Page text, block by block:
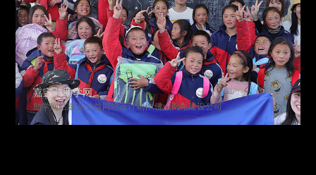
网站建设公司
KUS正扬
电子机械高端网页设计,东莞网站设计